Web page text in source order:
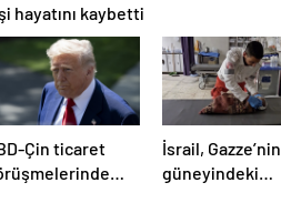
hayatını kaybetti
Çin ticaret
İsrail, Gazze’nin
güneyindeki